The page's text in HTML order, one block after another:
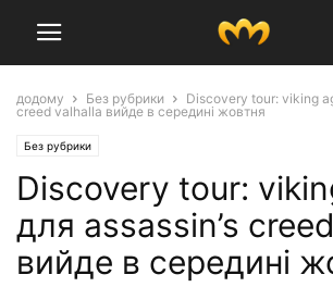
додому Без рубрики
Discovery tour: viking
creed valhalla вийде в середині жовтня
Без рубрики
Discovery tour:
для assassin’s
вийде в середині